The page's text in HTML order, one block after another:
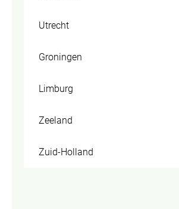
Utrecht
Groningen
Limburg
Zeeland
Zuid-Holland